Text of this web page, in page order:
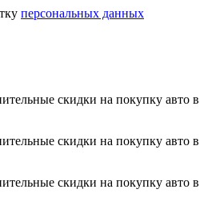
персональных данных
скидки на покупку авто в
скидки на покупку авто в
скидки на покупку авто в